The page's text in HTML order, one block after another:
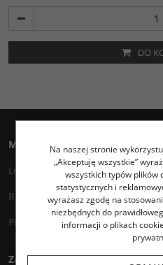
DO
Moje konto
Logowanie
Rejestracja
Przechowalnia
Zakupy
Na naszej stronie
„Akceptuję wszystkie”
wszystkich typów plików
statystycznych i
wyrażasz zgodę na
niezbędnych do
informacji o plikach